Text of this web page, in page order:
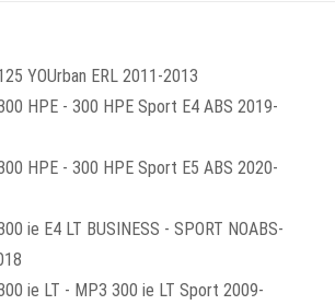
YOUrban ERL 2011-2013
HPE - 300 HPE Sport E4 ABS 2019-
HPE - 300 HPE Sport E5 ABS 2020-
ie E4 LT BUSINESS - SPORT NOABS-
ie LT - MP3 300 ie LT Sport 2009-